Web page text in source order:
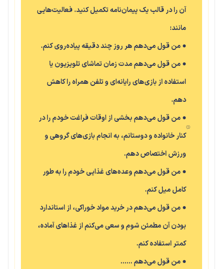
آن را در قالب یک پیمان‌نامه تکمیل کنید. فعالیت‌هایی
مانند:
● من قول می‌دهم هر روز چند دقیقه پیاده‌روی کنم.
● من قول می‌دهم مدت زمان تماشای تلویزیون یا
استفاده از بازی‌های رایانه‌ای و تلفن همراه را کاهش
دهم.
● من قول می‌دهم بخشی از اوقات فراغت خودم را در
کنار خانواده و دوستانم، به انجام بازی‌های گروهی و
ورزش اختصاص دهم.
● من قول می‌دهم وعده‌های غذایی خودم را به طور
کامل میل کنم.
● من قول می‌دهم در خرید مواد خوراکی، از استاندارد
بودن آن مطمئن شوم و سعی می‌کنم از غذاهای آماده،
کمتر استفاده کنم.
● من قول می‌دهم ……